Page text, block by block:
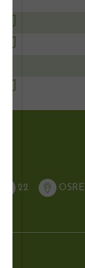
22